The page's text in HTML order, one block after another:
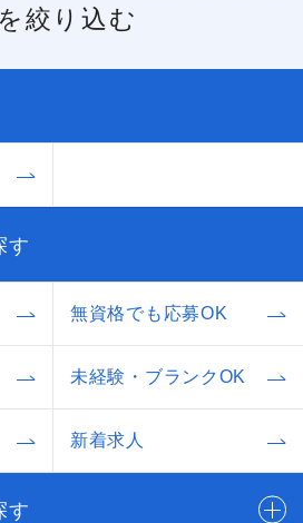
絞り込む
す
無資格でも応募OK
未経験・ブランクOK
新着求人
す